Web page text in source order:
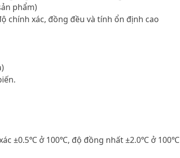
phẩm)
chính xác, đồng đều và tính ổn định cao
±0.5℃ ở 100℃, độ đồng nhất ±2.0℃ ở 100℃